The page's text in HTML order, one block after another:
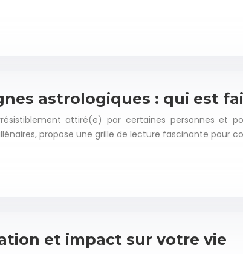
astrologiques : qui est
attiré(e) par certaines personnes et
propose une grille de lecture fascinante pour
et impact sur votre vie